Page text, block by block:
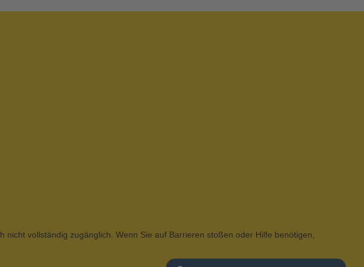
vollständig zugänglich. Wenn Sie auf Barrieren stoßen oder Hilfe benötigen,